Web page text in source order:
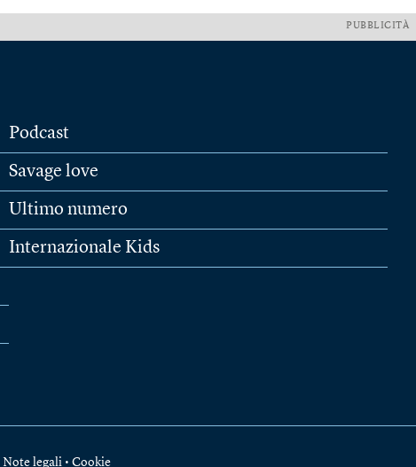
PUBBLICITÀ
Podcast
Savage love
Ultimo numero
Internazionale Kids
Note legali • Cookie